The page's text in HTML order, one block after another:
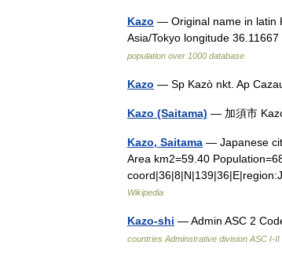
Kazo — Original name in latin
Asia/Tokyo longitude
population over 1000 database
Kazo — Sp Kazò nkt. Ap
Kazo (Saitama) — 加須市
Kazo, Saitama — Japanese
Area km2=59.40
Wikipedia
Kazo-shi — Admin ASC 2
countries Adminstrative division ASC I-II